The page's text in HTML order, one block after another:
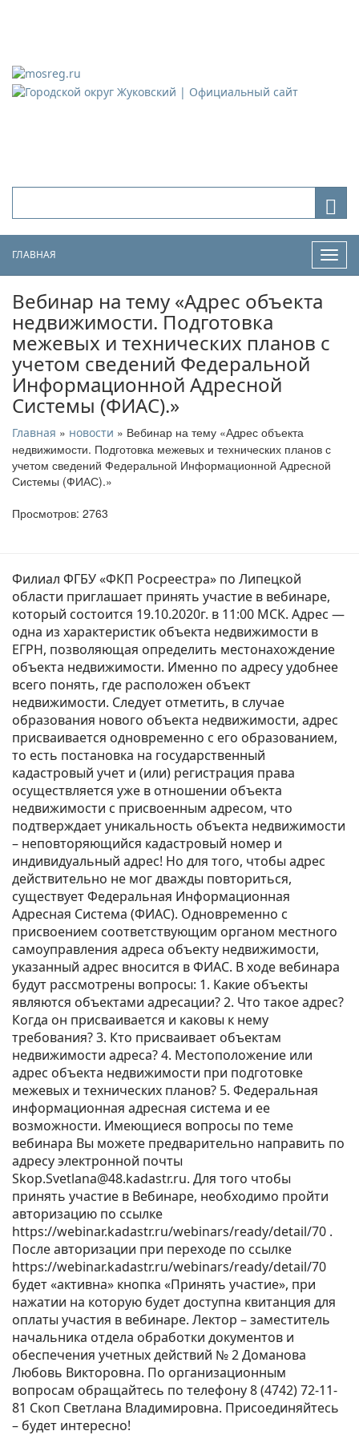
ГЛАВНАЯ
Вебинар на тему «Адрес объекта
недвижимости. Подготовка
межевых и технических планов с
учетом сведений Федеральной
Информационной Адресной
Системы (ФИАС).»
Главная » новости » Вебинар на тему «Адрес объекта
недвижимости. Подготовка межевых и технических планов с
учетом сведений Федеральной Информационной Адресной
Системы (ФИАС).»
Просмотров: 2763
Филиал ФГБУ «ФКП Росреестра» по Липецкой
области приглашает принять участие в вебинаре,
который состоится 19.10.2020г. в 11:00 МСК. Адрес —
одна из характеристик объекта недвижимости в
ЕГРН, позволяющая определить местонахождение
объекта недвижимости. Именно по адресу удобнее
всего понять, где расположен объект
недвижимости. Следует отметить, в случае
образования нового объекта недвижимости, адрес
присваивается одновременно с его образованием,
то есть постановка на государственный
кадастровый учет и (или) регистрация права
осуществляется уже в отношении объекта
недвижимости с присвоенным адресом, что
подтверждает уникальность объекта недвижимости
– неповторяющийся кадастровый номер и
индивидуальный адрес! Но для того, чтобы адрес
действительно не мог дважды повториться,
существует Федеральная Информационная
Адресная Система (ФИАС). Одновременно с
присвоением соответствующим органом местного
самоуправления адреса объекту недвижимости,
указанный адрес вносится в ФИАС. В ходе вебинара
будут рассмотрены вопросы: 1. Какие объекты
являются объектами адресации? 2. Что такое адрес?
Когда он присваивается и каковы к нему
требования? 3. Кто присваивает объектам
недвижимости адреса? 4. Местоположение или
адрес объекта недвижимости при подготовке
межевых и технических планов? 5. Федеральная
информационная адресная система и ее
возможности. Имеющиеся вопросы по теме
вебинара Вы можете предварительно направить по
адресу электронной почты
Skop.Svetlana@48.kadastr.ru. Для того чтобы
принять участие в Вебинаре, необходимо пройти
авторизацию по ссылке
https://webinar.kadastr.ru/webinars/ready/detail/70 .
После авторизации при переходе по ссылке
https://webinar.kadastr.ru/webinars/ready/detail/70
будет «активна» кнопка «Принять участие», при
нажатии на которую будет доступна квитанция для
оплаты участия в вебинаре. Лектор – заместитель
начальника отдела обработки документов и
обеспечения учетных действий № 2 Доманова
Любовь Викторовна. По организационным
вопросам обращайтесь по телефону 8 (4742) 72-11-
81 Скоп Светлана Владимировна. Присоединяйтесь
– будет интересно!